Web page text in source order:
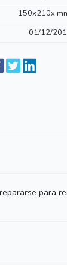
150x210x
01/12/
para